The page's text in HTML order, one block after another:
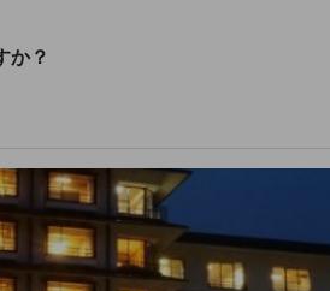
か？